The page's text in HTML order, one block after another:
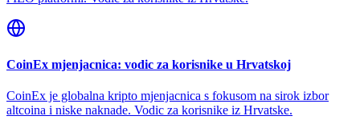
CoinEx mjenjacnica: vodic za korisnike u Hrvatskoj
CoinEx je globalna kripto mjenjacnica s fokusom na sirok izbor
altcoina i niske naknade. Vodic za korisnike iz Hrvatske.